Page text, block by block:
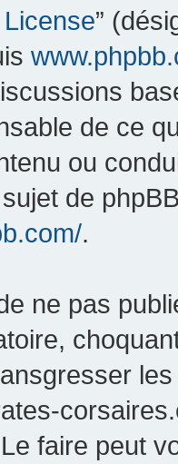
”
de ce
ou
de
.
ne pas
faire peut